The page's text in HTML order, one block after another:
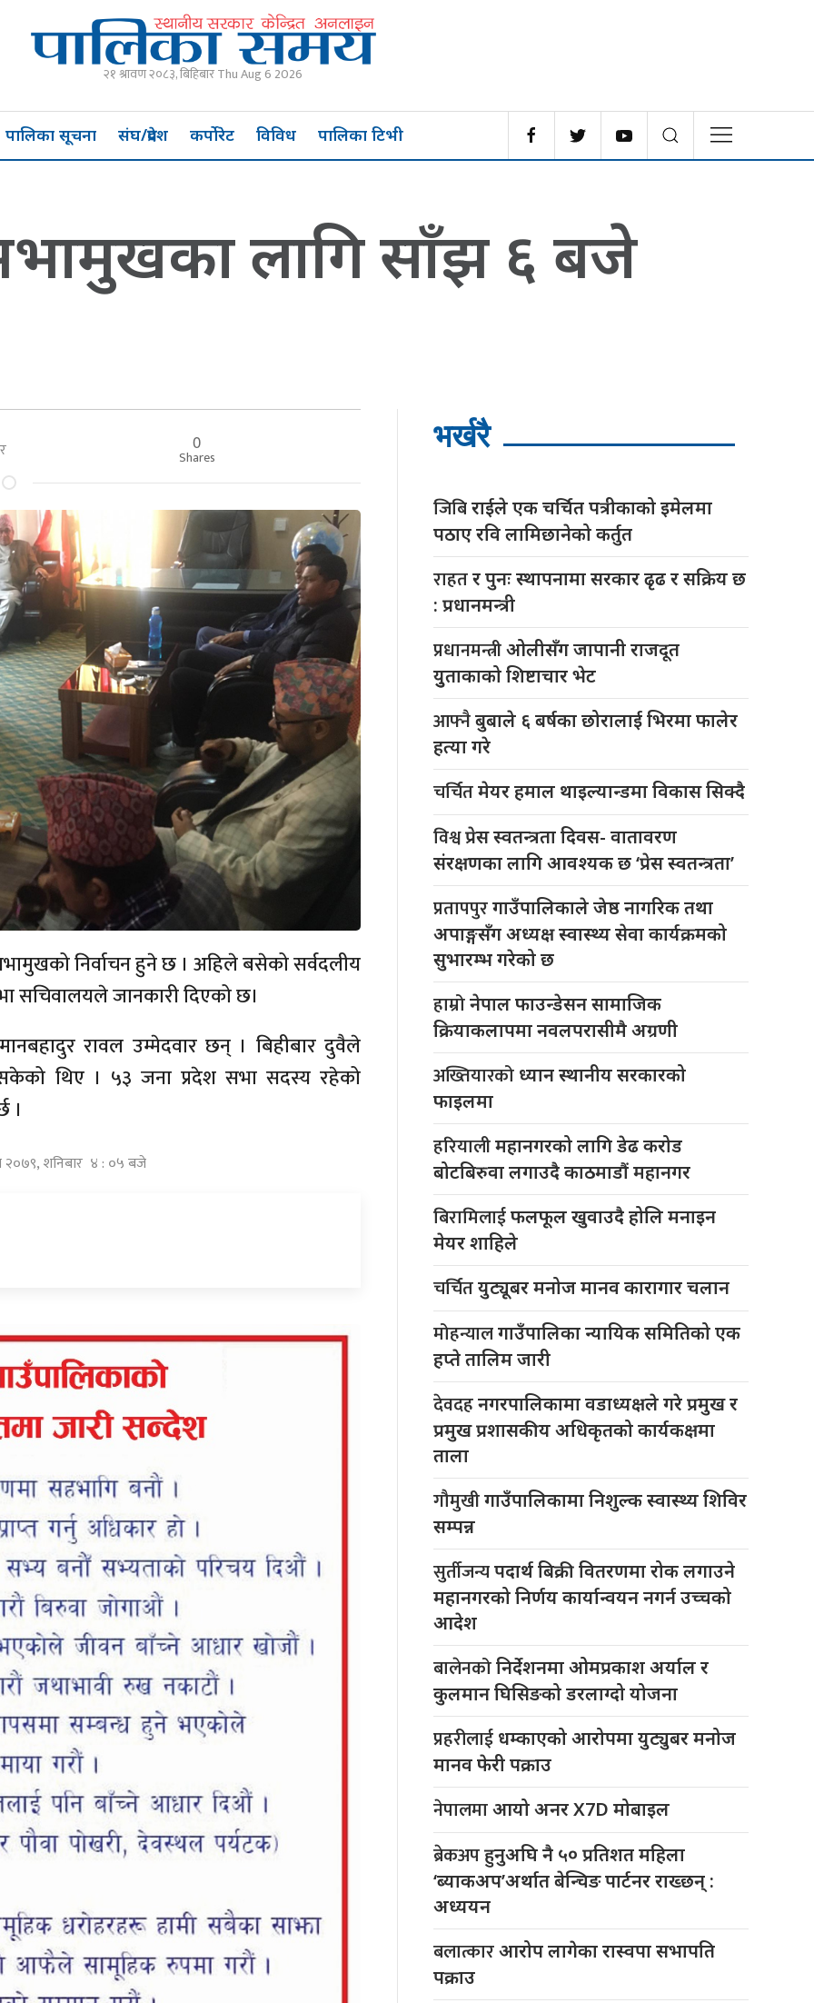
२१ श्रावण २०८३, बिहिबार Thu Aug 6 2026
पालिका सूचना संघ/प्रदेश कर्पोरेट विविध पालिका टिभी
लागि साँझ ६ बजे
0
Shares
निर्वाचन हुने छ । अहिले बसेको सर्वदलीय
सचिवालयले जानकारी दिएको छ।
रावल उम्मेदवार छन् । बिहीबार दुवैले
थिए । ५३ जना प्रदेश सभा सदस्य रहेको
।
२०७९, शनिबार ४ : ०५ बजे
भर्खरै
जिबिराईले एक चर्चित पत्रीकाको इमेलमा
पठाए रवि लामिछानेको कर्तुत
राहतर पुनः स्थापनामा सरकार ढृढ र सक्रिय छ
: प्रधानमन्त्री
प्रधानमन्त्रीओलीसँग जापानी राजदूत
युुताकाको शिष्टाचार भेट
आफ्नैबुबाले ६ बर्षका छोरालाई भिरमा फालेर
हत्या गरे
चर्चितमेयर हमाल थाइल्यान्डमा विकास सिक्दै
विश्वप्रेस स्वतन्त्रता दिवस- वातावरण
संरक्षणका लागि आवश्यक छ ‘प्रेस स्वतन्त्रता’
प्रतापपुरगाउँपालिकाले जेष्ठ नागरिक तथा
अपाङ्गसँग अध्यक्ष स्वास्थ्य सेवा कार्यक्रमको
सुभारम्भ गरेको छ
हाम्रोनेपाल फाउन्डेसन सामाजिक
क्रियाकलापमा नवलपरासीमै अग्रणी
अख्तियारको ध्यान स्थानीय सरकारको
फाइलमा
हरियालीमहानगरको लागि डेढ करोड
बोटबिरुवा लगाउदै काठमाडौं महानगर
बिरामिलाईफलफूल खुवाउदै होलि मनाइन
मेयर शाहिले
चर्चितयुट्यूबर मनोज मानव कारागार चलान
मोहन्यालगाउँपालिका न्यायिक समितिको एक
हप्ते तालिम जारी
देवदहनगरपालिकामा वडाध्यक्षले गरे प्रमुख र
प्रमुख प्रशासकीय अधिकृतको कार्यकक्षमा
ताला
गौमुखीगाउँपालिकामा निशुल्क स्वास्थ्य शिविर
सम्पन्न
सुर्तीजन्यपदार्थ बिक्री वितरणमा रोक लगाउने
महानगरको निर्णय कार्यान्वयन नगर्न उच्चको
आदेश
बालेनकोनिर्देशनमा ओमप्रकाश अर्याल र
कुलमान घिसिङको डरलाग्दो योजना
प्रहरीलाई धम्काएको आरोपमा युट्युबर मनोज
मानव फेरी पक्राउ
नेपालमाआयो अनर X7D मोबाइल
ब्रेकअपहुनुअघि नै ५० प्रतिशत महिला
‘ब्याकअप’अर्थात बेन्चिङ पार्टनर राख्छन् :
अध्ययन
बलात्कारआरोप लागेका रास्वपा सभापति
पक्राउ